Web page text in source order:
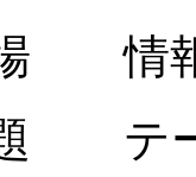
報処
ーマ